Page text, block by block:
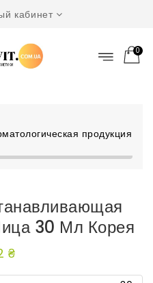
кабинет
0
продукция
30 Мл Корея
₴